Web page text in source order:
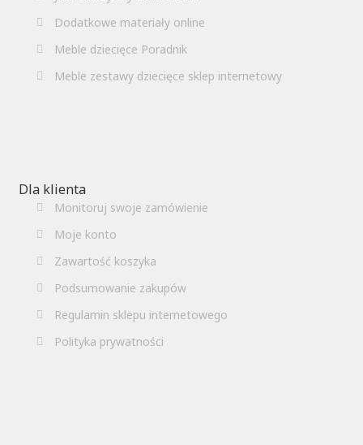
Dodatkowe materiały online
Meble dziecięce Poradnik
Meble zestawy dziecięce sklep internetowy
Dla klienta
Monitoruj swoje zamówienie
Moje konto
Zawartość koszyka
Podsumowanie zakupów
Regulamin sklepu internetowego
Polityka prywatności